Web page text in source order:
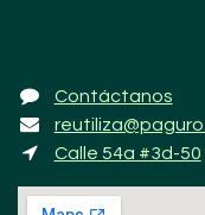
Contáctanos
Calle 54a #3d-50